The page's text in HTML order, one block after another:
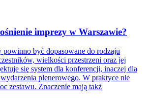
imprezy w Warszawie?
powinno być dopasowane do rodzaju
wielkości przestrzeni oraz jej
się system dla konferencji, inaczej dla
plenerowego. W praktyce nie
zestawu. Znaczenie mają takż